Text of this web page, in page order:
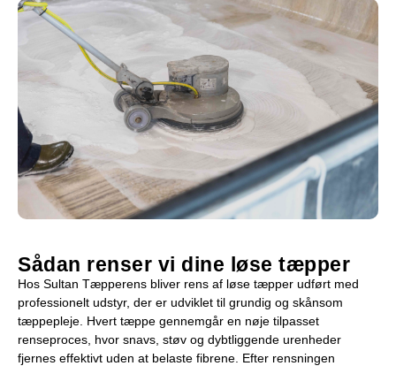
Sådan renser vi dine løse tæpper
Hos Sultan Tæpperens bliver rens af løse tæpper udført med
professionelt udstyr, der er udviklet til grundig og skånsom
tæppepleje. Hvert tæppe gennemgår en nøje tilpasset
renseproces, hvor snavs, støv og dybtliggende urenheder
fjernes effektivt uden at belaste fibrene. Efter rensningen